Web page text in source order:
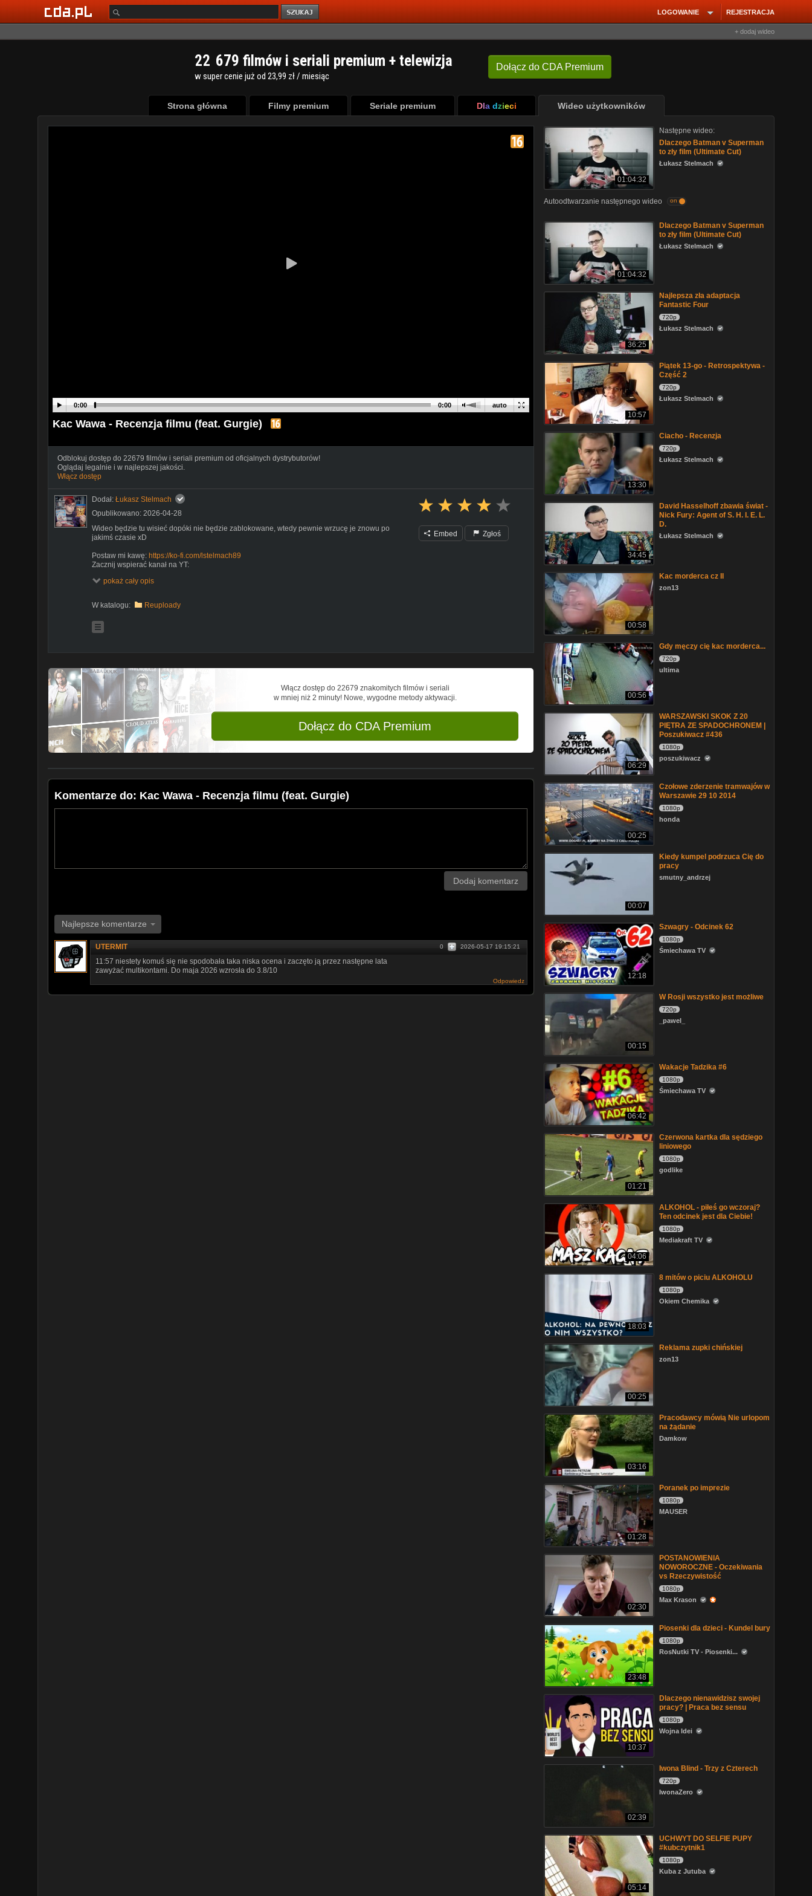
REJESTRACJA
LOGOWANIE
+ dodaj wideo
Dołącz do CDA Premium
22 679 filmów i seriali premium + telewizja
w super cenie już od 23,99 zł / miesiąc
Strona główna Filmy premium Seriale premium Dla dzieci Wideo użytkowników
auto
0:00 0:00
Kac Wawa - Recenzja filmu (feat. Gurgie)
Odblokuj dostęp do 22679 filmów i seriali premium od oficjalnych dystrybutorów!
Oglądaj legalnie i w najlepszej jakości.
Włącz dostęp
Dodał: Łukasz Stelmach
Opublikowano: 2026-04-28
Wideo będzie tu wisieć dopóki nie będzie zablokowane, wtedy pewnie wrzucę je znowu po
jakimś czasie xD
Postaw mi kawę: https://ko-fi.com/lstelmach89
Zacznij wspierać kanał na YT:
albo na Paymedia:
pokaż cały opis
W katalogu: Reuploady
Embed Zgłoś
Włącz dostęp do 22679 znakomitych filmów i seriali
w mniej niż 2 minuty! Nowe, wygodne metody aktywacji.
Dołącz do CDA Premium
Komentarze do: Kac Wawa - Recenzja filmu (feat. Gurgie)
Dodaj komentarz
Najlepsze komentarze
UTERMIT 2026-05-17 19:15:21
0
11:57 niestety komuś się nie spodobała taka niska ocena i zaczęto ją przez następne lata
zawyżać multikontami. Do maja 2026 wzrosła do 3.8/10
Odpowiedz
01:04:32
Następne wideo:
Dlaczego Batman v Superman
to zły film (Ultimate Cut)
Łukasz Stelmach
Autoodtwarzanie następnego wideo on
01:04:32
Dlaczego Batman v Superman
to zły film (Ultimate Cut)
Łukasz Stelmach
36:25
Najlepsza zła adaptacja
Fantastic Four
720p
Łukasz Stelmach
10:57
Piątek 13-go - Retrospektywa -
Część 2
720p
Łukasz Stelmach
13:30
Ciacho - Recenzja
720p
Łukasz Stelmach
34:45
David Hasselhoff zbawia świat -
Nick Fury: Agent of S. H. I. E. L.
D.
Łukasz Stelmach
00:58
Kac morderca cz II
zon13
00:56
Gdy męczy cię kac morderca...
720p
ultima
06:29
WARSZAWSKI SKOK Z 20
PIĘTRA ZE SPADOCHRONEM |
Poszukiwacz #436
1080p
poszukiwacz
00:25
Czołowe zderzenie tramwajów w
Warszawie 29 10 2014
1080p
honda
00:07
Kiedy kumpel podrzuca Cię do
pracy
smutny_andrzej
12:18
Szwagry - Odcinek 62
1080p
Śmiechawa TV
00:15
W Rosji wszystko jest możliwe
720p
_pawel_
06:42
Wakacje Tadzika #6
1080p
Śmiechawa TV
01:21
Czerwona kartka dla sędziego
liniowego
1080p
godlike
04:06
ALKOHOL - piłeś go wczoraj?
Ten odcinek jest dla Ciebie!
1080p
Mediakraft TV
18:03
8 mitów o piciu ALKOHOLU
1080p
Okiem Chemika
00:25
Reklama zupki chińskiej
zon13
03:16
Pracodawcy mówią Nie urlopom
na żądanie
Damkow
01:28
Poranek po imprezie
1080p
MAUSER
02:30
POSTANOWIENIA
NOWOROCZNE - Oczekiwania
vs Rzeczywistość
1080p
Max Krason
23:48
Piosenki dla dzieci - Kundel bury
1080p
RosNutki TV - Piosenki...
10:37
Dlaczego nienawidzisz swojej
pracy? | Praca bez sensu
1080p
Wojna Idei
02:39
Iwona Blind - Trzy z Czterech
720p
IwonaZero
05:14
UCHWYT DO SELFIE PUPY
#kubczytnik1
1080p
Kuba z Jutuba